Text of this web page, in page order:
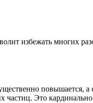
избежать многих
повышается, а
частиц. Это